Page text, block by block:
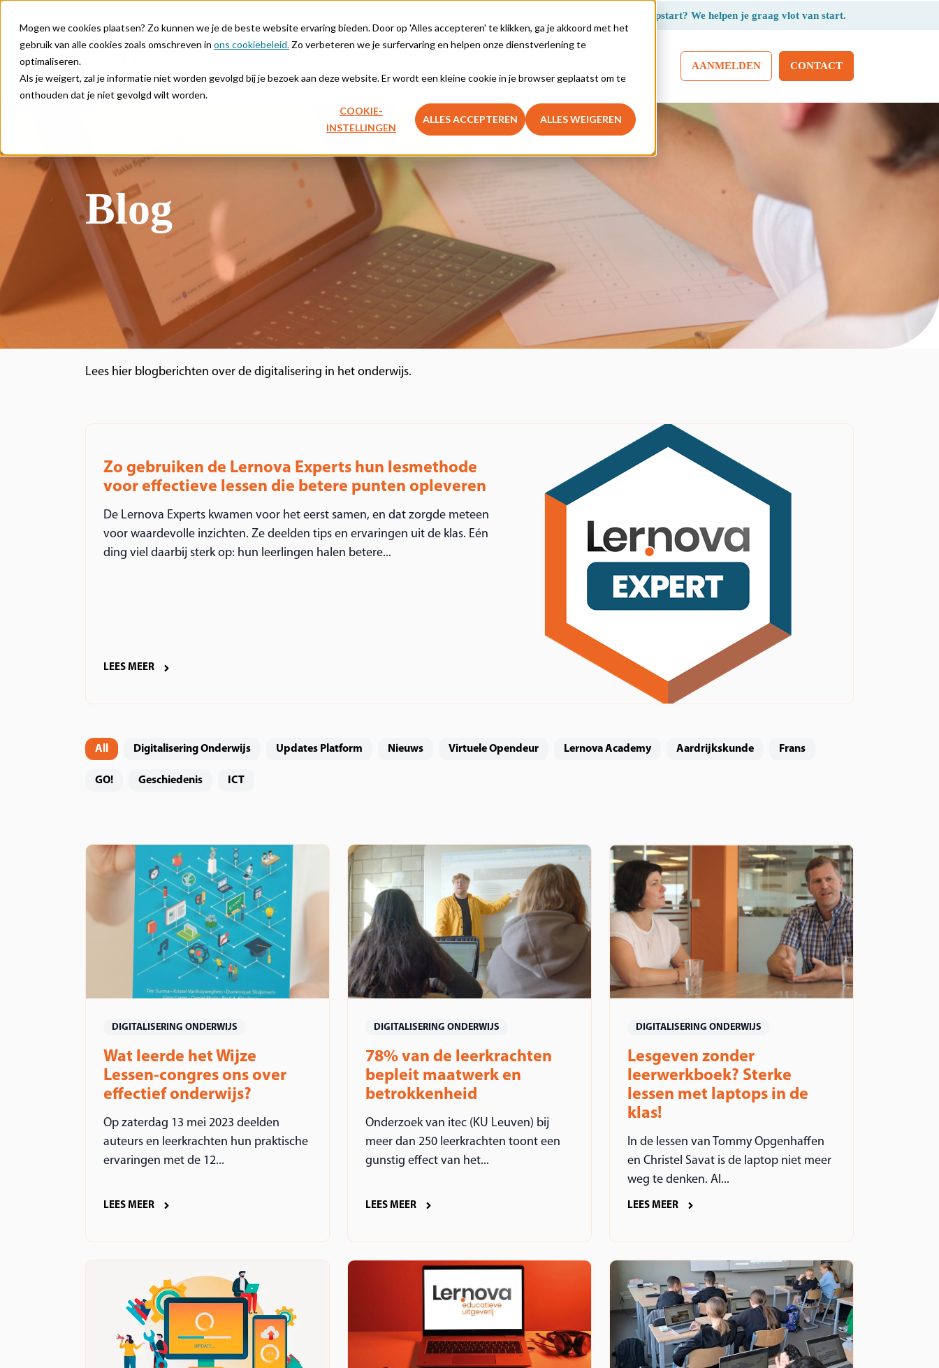
Mogen we cookies plaatsen? Zo kunnen we je de beste website ervaring bieden. Door op 'Alles accepteren' te klikken, ga je akkoord met het
gebruik van alle cookies zoals omschreven in ons cookiebeleid. Zo verbeteren we je surfervaring en helpen onze dienstverlening te
optimaliseren.
Als je weigert, zal je informatie niet worden gevolgd bij je bezoek aan deze website. Er wordt een kleine cookie in je browser geplaatst om te
onthouden dat je niet gevolgd wilt worden.
COOKIE-
INSTELLINGEN
ALLES ACCEPTEREN ALLES WEIGEREN
Vragen over de opstart? We helpen je graag vlot van start.
AANMELDEN CONTACT
Blog
Lees hier blogberichten over de digitalisering in het onderwijs.
Zo gebruiken de Lernova Experts hun lesmethode
voor effectieve lessen die betere punten opleveren
De Lernova Experts kwamen voor het eerst samen, en dat zorgde meteen
voor waardevolle inzichten. Ze deelden tips en ervaringen uit de klas. Eén
ding viel daarbij sterk op: hun leerlingen halen betere...
LEES MEER
All Digitalisering Onderwijs Updates Platform Nieuws Virtuele Opendeur Lernova Academy Aardrijkskunde Frans
GO! Geschiedenis ICT
DIGITALISERING ONDERWIJS
Wat leerde het Wijze
Lessen-congres ons over
effectief onderwijs?
Op zaterdag 13 mei 2023 deelden
auteurs en leerkrachten hun praktische
ervaringen met de 12...
LEES MEER
DIGITALISERING ONDERWIJS
78% van de leerkrachten
bepleit maatwerk en
betrokkenheid
Onderzoek van itec (KU Leuven) bij
meer dan 250 leerkrachten toont een
gunstig effect van het...
LEES MEER
DIGITALISERING ONDERWIJS
Lesgeven zonder
leerwerkboek? Sterke
lessen met laptops in de
klas!
In de lessen van Tommy Opgenhaffen
en Christel Savat is de laptop niet meer
weg te denken. Al...
LEES MEER